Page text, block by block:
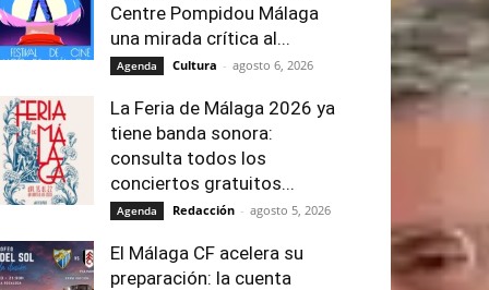
Centre Pompidou Málaga
una mirada crítica al...
Agenda Cultura - agosto 6, 2026
La Feria de Málaga 2026 ya
tiene banda sonora:
consulta todos los
conciertos gratuitos...
Agenda Redacción - agosto 5, 2026
El Málaga CF acelera su
preparación: la cuenta